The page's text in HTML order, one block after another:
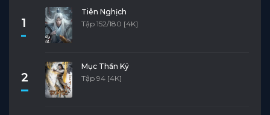
1
Tiên Nghịch
Tập 152/180 [4K]
2
Mục Thần Ký
Tập 94 [4K]